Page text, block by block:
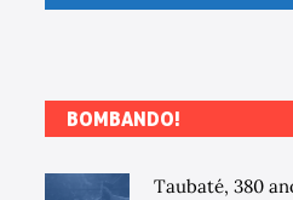
BOMBANDO!
Taubaté, 380